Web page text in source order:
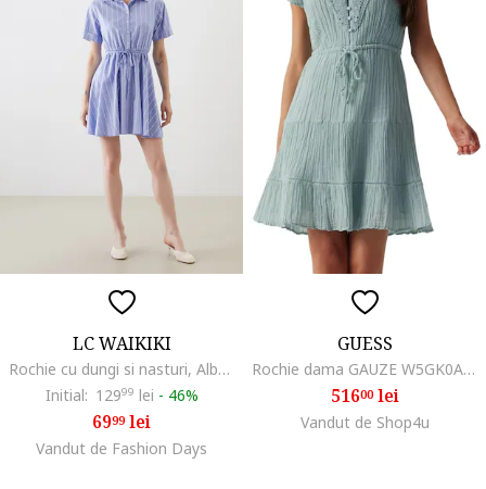
LC WAIKIKI
Rochie cu dungi si nasturi, Albastru pastel
Initial: 12999 lei - 46%
6999lei
Vandut de Fashion Days
GUESS
Rochie dama GAUZE W5GK0A, Albastru deschis
51600lei
Vandut de Shop4u